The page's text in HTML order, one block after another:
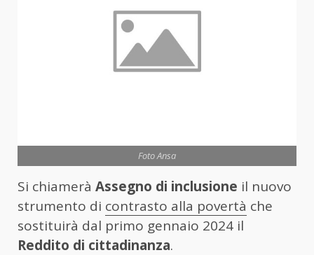
Foto Ansa
Si chiamerà Assegno di inclusione il nuovo
strumento di contrasto alla povertà che
sostituirà dal primo gennaio 2024 il
Reddito di cittadinanza.